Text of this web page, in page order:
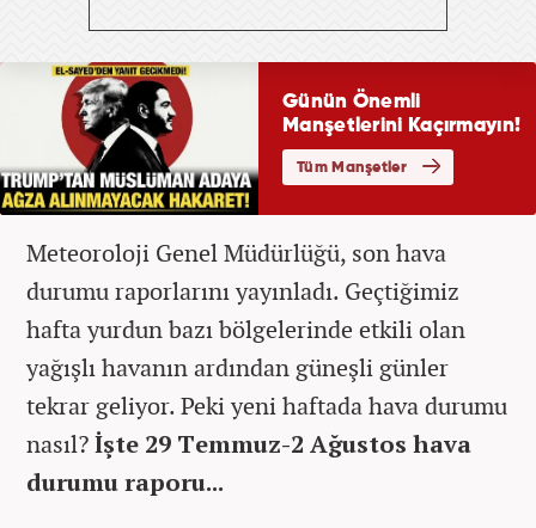
Meteoroloji Genel Müdürlüğü, son hava
durumu raporlarını yayınladı. Geçtiğimiz
hafta yurdun bazı bölgelerinde etkili olan
yağışlı havanın ardından güneşli günler
tekrar geliyor. Peki yeni haftada hava durumu
nasıl?İşte 29 Temmuz-2 Ağustos hava
durumu raporu...